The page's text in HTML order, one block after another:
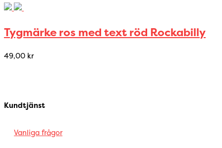
Tygmärke ros med text röd Rockabilly
49,00 kr
Kundtjänst
Vanliga frågor